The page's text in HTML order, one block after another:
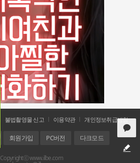
불법촬영물 신고 이용약관 개인정보취급방침
회원가입 PC버전 다크모드
Copyrightⓒ www.ilbe.com